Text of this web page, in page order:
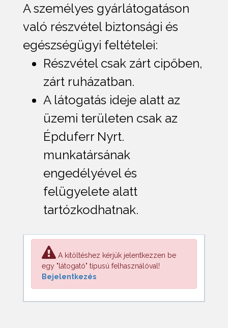
A személyes gyárlátogatáson
való részvétel biztonsági és
egészségügyi feltételei:
Részvétel csak zárt cipőben,
zárt ruházatban.
A látogatás ideje alatt az
üzemi területen csak az
Épduferr Nyrt.
munkatársának
engedélyével és
felügyelete alatt
tartózkodhatnak.
A kitöltéshez kérjük jelentkezzen be
egy "látogató" típusú felhasználóval!
Bejelentkezés